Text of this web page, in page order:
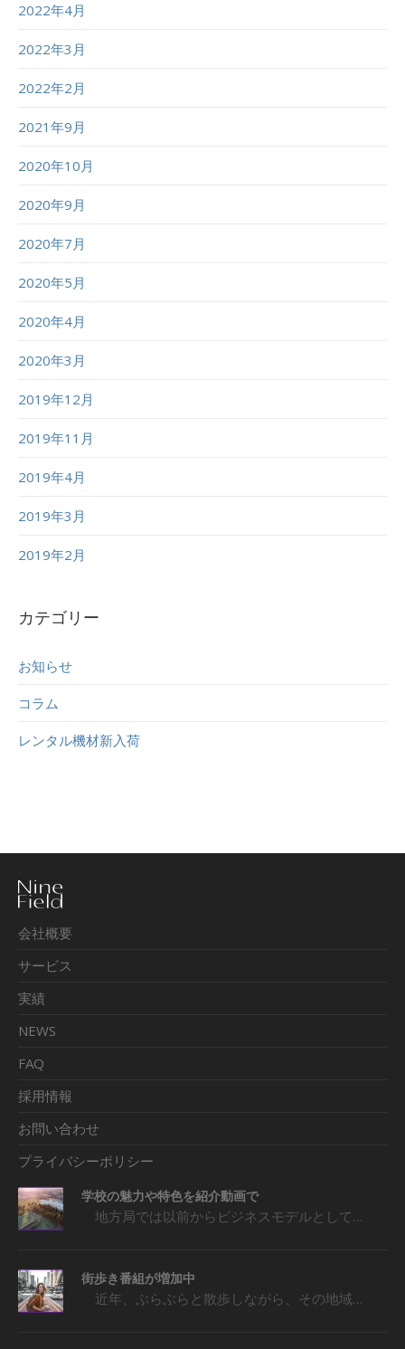
2022年4月
2022年3月
2022年2月
2021年9月
2020年10月
2020年9月
2020年7月
2020年5月
2020年4月
2020年3月
2019年12月
2019年11月
2019年4月
2019年3月
2019年2月
カテゴリー
お知らせ
コラム
レンタル機材新入荷
会社概要
サービス
実績
NEWS
FAQ
採用情報
お問い合わせ
プライバシーポリシー
学校の魅力や特色を紹介動画で
地方局では以前からビジネスモデルとして…
街歩き番組が増加中
近年、ぶらぶらと散歩しながら、その地域…